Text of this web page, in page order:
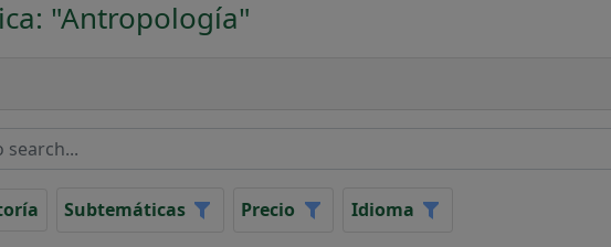
Y CONOCIMIENTO
BIOLÓGICAS
"Antropología"
Subtemáticas Precio Idioma